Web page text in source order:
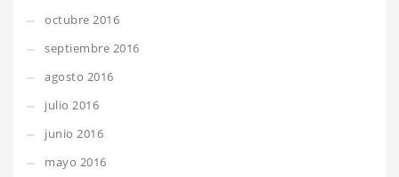
octubre 2016
septiembre 2016
agosto 2016
julio 2016
junio 2016
mayo 2016